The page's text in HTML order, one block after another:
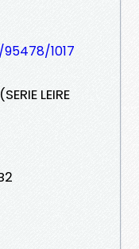
1017
LEIRE